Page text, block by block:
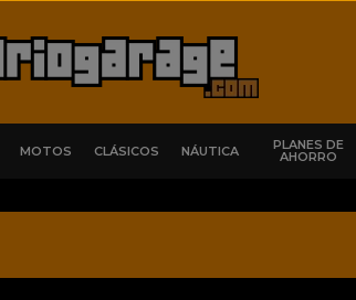
MOTOS CLÁSICOS NÁUTICA PLANES DE
AHORRO